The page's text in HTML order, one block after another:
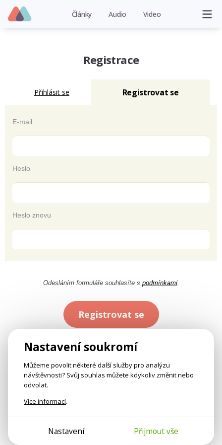
Články Audio Video
Registrace
Přihlásit se Registrovat se
E-mail
Heslo
Heslo znovu
Odesláním formuláře souhlasíte s podmínkami.
Registrovat se
Nastavení soukromí
Můžeme povolit některé další služby pro analýzu
návštěvnosti? Svůj souhlas můžete kdykoliv změnit nebo
odvolat.
Více informací.
Nastavení Přijmout vše